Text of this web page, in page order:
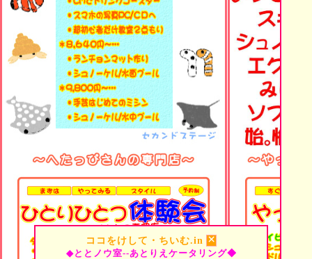
ココをけして・ちいむ.in ×
◆ととノウ室--あとりえケータリング◆